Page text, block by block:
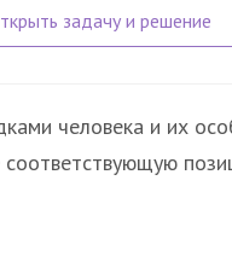
человека и их